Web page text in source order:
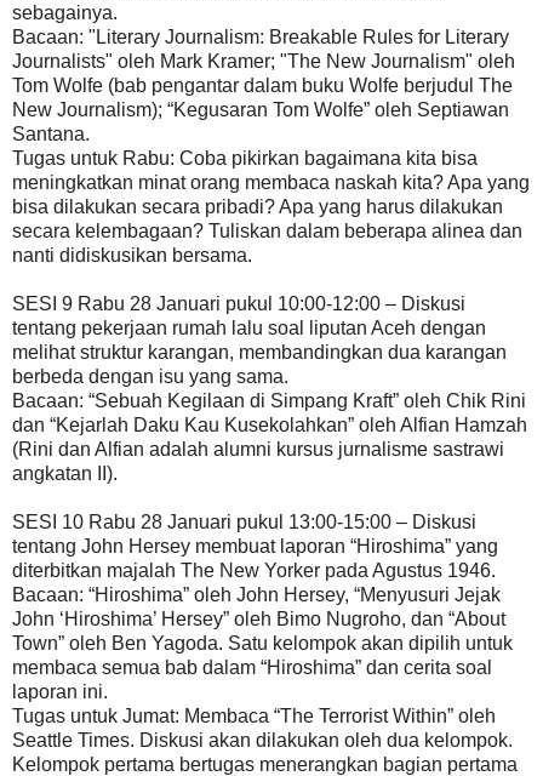
sebagainya.
Bacaan: "Literary Journalism: Breakable Rules for Literary
Journalists" oleh Mark Kramer; "The New Journalism" oleh
Tom Wolfe (bab pengantar dalam buku Wolfe berjudul The
New Journalism); “Kegusaran Tom Wolfe” oleh Septiawan
Santana.
Tugas untuk Rabu: Coba pikirkan bagaimana kita bisa
meningkatkan minat orang membaca naskah kita? Apa yang
bisa dilakukan secara pribadi? Apa yang harus dilakukan
secara kelembagaan? Tuliskan dalam beberapa alinea dan
nanti didiskusikan bersama.
SESI 9 Rabu 28 Januari pukul 10:00-12:00 – Diskusi
tentang pekerjaan rumah lalu soal liputan Aceh dengan
melihat struktur karangan, membandingkan dua karangan
berbeda dengan isu yang sama.
Bacaan: “Sebuah Kegilaan di Simpang Kraft” oleh Chik Rini
dan “Kejarlah Daku Kau Kusekolahkan” oleh Alfian Hamzah
(Rini dan Alfian adalah alumni kursus jurnalisme sastrawi
angkatan II).
SESI 10 Rabu 28 Januari pukul 13:00-15:00 – Diskusi
tentang John Hersey membuat laporan “Hiroshima” yang
diterbitkan majalah The New Yorker pada Agustus 1946.
Bacaan: “Hiroshima” oleh John Hersey, “Menyusuri Jejak
John ‘Hiroshima’ Hersey” oleh Bimo Nugroho, dan “About
Town” oleh Ben Yagoda. Satu kelompok akan dipilih untuk
membaca semua bab dalam “Hiroshima” dan cerita soal
laporan ini.
Tugas untuk Jumat: Membaca “The Terrorist Within” oleh
Seattle Times. Diskusi akan dilakukan oleh dua kelompok.
Kelompok pertama bertugas menerangkan bagian pertama